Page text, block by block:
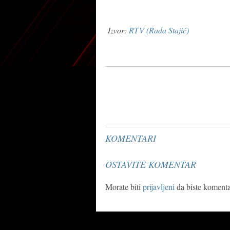
Izvor: RTV (Rada Stajić)
KOMENTARI
OSTAVITE KOMENTAR
Morate biti prijavljeni da biste